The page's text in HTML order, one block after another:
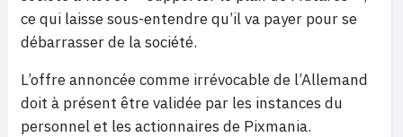
ce qui laisse sous-entendre qu’il va payer pour se
débarrasser de la société.
L’offre annoncée comme irrévocable de l’Allemand
doit à présent être validée par les instances du
personnel et les actionnaires de Pixmania.